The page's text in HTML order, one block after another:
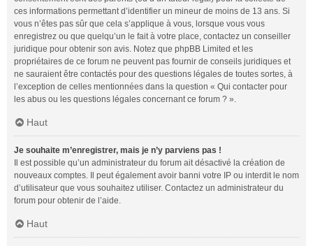
ces informations permettant d’identifier un mineur de moins de 13 ans. Si
vous n’êtes pas sûr que cela s’applique à vous, lorsque vous vous
enregistrez ou que quelqu’un le fait à votre place, contactez un conseiller
juridique pour obtenir son avis. Notez que phpBB Limited et les
propriétaires de ce forum ne peuvent pas fournir de conseils juridiques et
ne sauraient être contactés pour des questions légales de toutes sortes, à
l’exception de celles mentionnées dans la question « Qui contacter pour
les abus ou les questions légales concernant ce forum ? ».
Haut
Je souhaite m’enregistrer, mais je n’y parviens pas !
Il est possible qu’un administrateur du forum ait désactivé la création de
nouveaux comptes. Il peut également avoir banni votre IP ou interdit le nom
d’utilisateur que vous souhaitez utiliser. Contactez un administrateur du
forum pour obtenir de l’aide.
Haut